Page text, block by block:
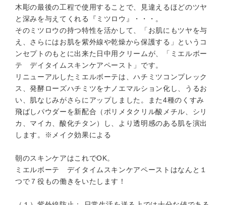
木彫の最後の工程で使用することで、見違えるほどのツヤ
と深みを与えてくれる『ミツロウ』・・・。
そのミツロウの持つ特性を活かして、「お肌にもツヤを与
え、さらにはお肌を紫外線や乾燥から保護する」というコ
ンセプトのもとに出来た日中用クリームが、「ミエルボー
テ デイタイムスキンケアペースト」です。
リニューアルしたミエルボーテは、ハチミツコンプレック
ス、発酵ローズハチミツをナノエマルション化し、うるお
い、肌なじみがさらにアップしました。また4種のくすみ
飛ばしパウダーを新配合（ポリメタクリル酸メチル、シリ
カ、マイカ、酸化チタン）し、より透明感のある肌を演出
します。※メイク効果による
朝のスキンケアはこれでOK。
ミエルボーテ デイタイムスキンケアペーストはなんと１
つで７役もの働きをいたします！